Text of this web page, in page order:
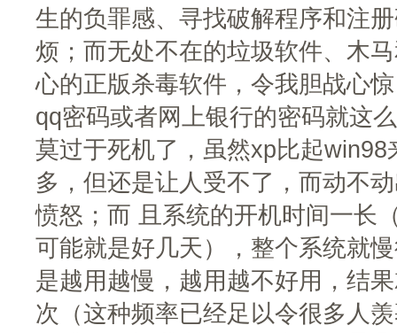
生的负罪感、寻找破解程序和注
烦；而无处不在的垃圾软件、木
心的正版杀毒软件，令我胆战心
qq密码或者网上银行的密码就这
莫过于死机了，虽然xp比起
多，但还是让人受不了，而动不
愤怒；而 且系统的开机时间一长
可能就是好几天），整个系统就
是越用越慢，越用越不好用，结
次（这种频率已经足以令很多人